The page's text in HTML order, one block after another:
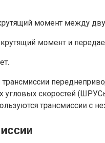
момент между
момент и
трансмиссии
скоростей
трансмиссии с